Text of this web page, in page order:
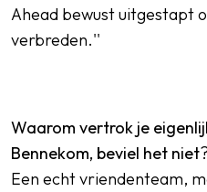
Ahead bewust uitgestapt
verbreden.''
Waarom vertrok je
Bennekom, beviel het niet
Een echt vriendenteam,